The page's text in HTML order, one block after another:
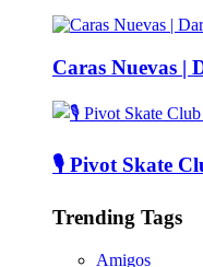
Caras Nuevas |
🎙️ Pivot Skate
Trending Tags
Amigos